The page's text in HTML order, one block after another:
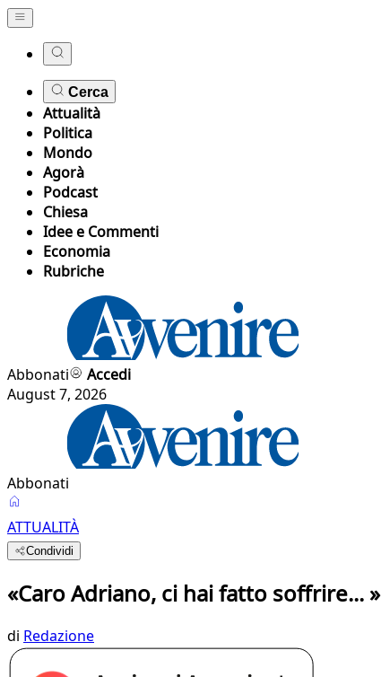
Cerca
Attualità
Politica
Mondo
Agorà
Podcast
Chiesa
Idee e Commenti
Economia
Rubriche
Abbonati
Accedi
August 7, 2026
Abbonati
ATTUALITÀ
Condividi
«Caro Adriano, ci hai fatto soffrire... »
di Redazione